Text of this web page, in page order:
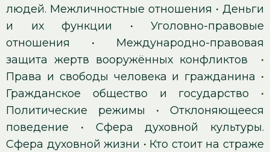
людей. Межличностные отношения • Деньги
и их функции • Уголовно-правовые
отношения • Международно-правовая
защита жертв вооружённых конфликтов
•
Права и свободы человека и гражданина •
Гражданское общество и государство •
Политические режимы • Отклоняющееся
поведение • Сфера духовной культуры.
Сфера духовной жизни • Кто стоит на страже